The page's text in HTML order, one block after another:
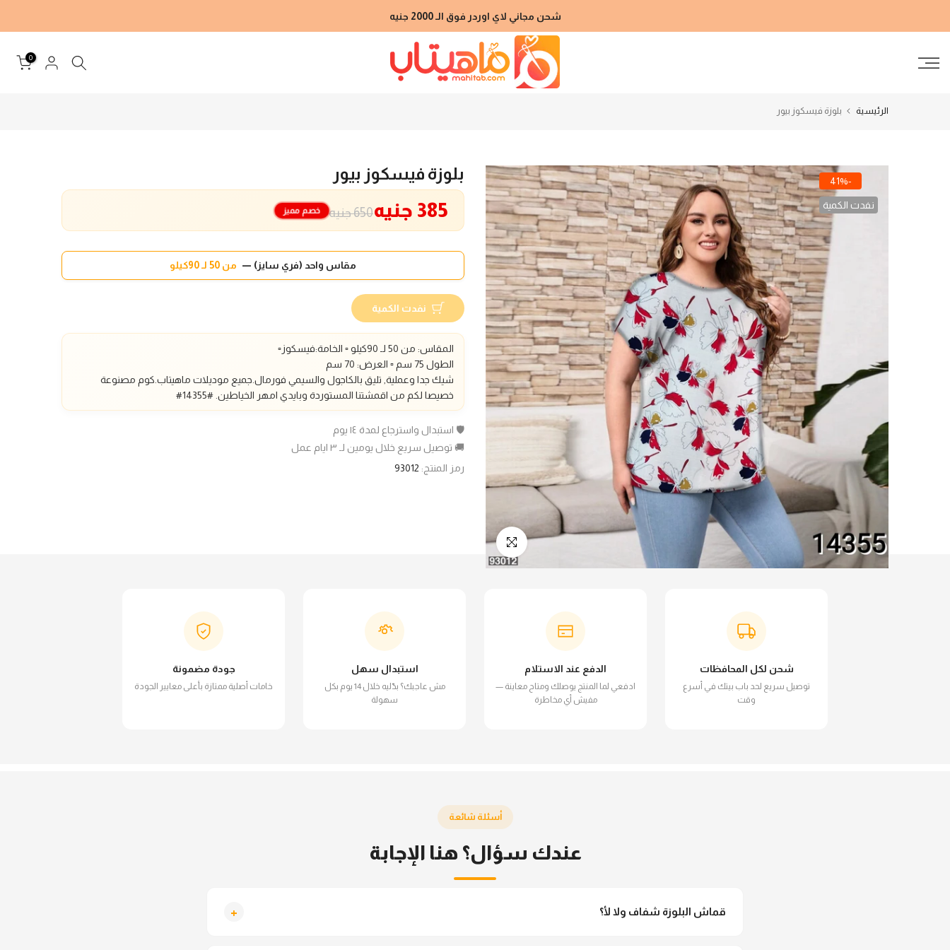
إلى
شحن مجاني لاي اوردر فوق الـ 2000 جنيه
0
الرئيسية بلوزة فيسكوز بيور
-41%
نفدت الكمية
انقر للتكبير
بلوزة فيسكوز بيور
650 جنيه 385 جنيه خصم مميز
مقاس واحد (فري سايز) — من 50 لـ 90كيلو
نفدت الكمية
المقاس: من 50 لـ 90كيلو ▫️ الخامة:فيسكوز▫️
الطول 75 سم
▫️ العرض: 70 سم
شيك جدا وعملية, تليق بالكاجول والسيمي فورمال. جميع موديلات ماهيتاب.كوم مصنوعة
خصيصا لكم من اقمشتنا المستوردة وبايدي امهر الخياطين. #14355#
🛡️ استبدال واسترجاع لمدة ١٤ يوم
🚚 توصيل سريع خلال يومين لـ ٣ ايام عمل
رمز المنتج: 93012
شحن لكل المحافظات
توصيل سريع لحد باب بيتك في أسرع
وقت
الدفع عند الاستلام
ادفعي لما المنتج يوصلك ومتاح معاينة —
مفيش أي مخاطرة
استبدال سهل
مش عاجبك؟ بدّليه خلال 14 يوم بكل
سهولة
جودة مضمونة
خامات أصلية ممتازة بأعلى معايير الجودة
أسئلة شائعة
عندك سؤال؟ هنا الإجابة
قماش البلوزة شفاف ولا لأ؟ +